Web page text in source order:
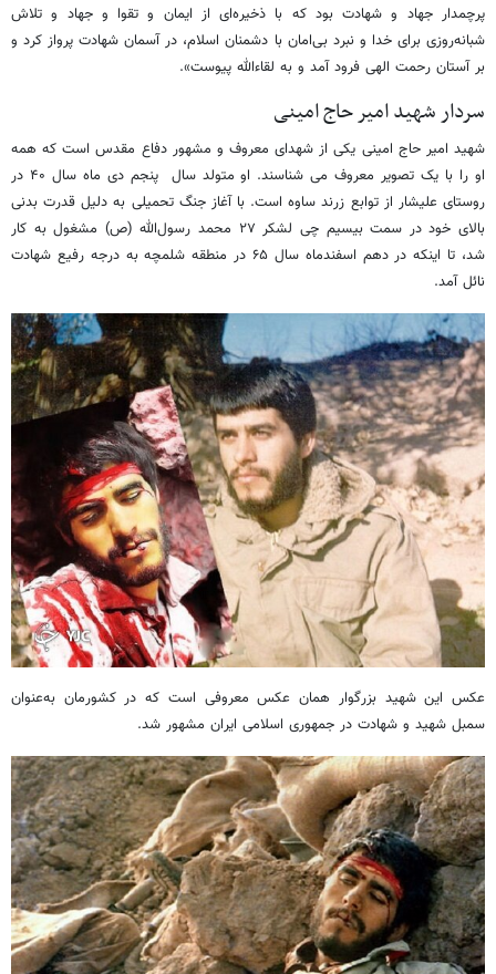
پرچمدار جهاد و شهادت بود که با ذخیره‌ای از ایمان و تقوا و جهاد و تلاش
شبانه‌روزی برای خدا و نبرد بی‌امان با دشمنان اسلام، در آسمان شهادت پرواز کرد و
بر آستان رحمت الهی فرود آمد و به لقاءالله پیوست».
سردار شهید امیر حاج امینی
شهید امیر حاج امینی یکی از شهدای معروف و مشهور دفاع مقدس است که همه
او را با یک تصویر معروف می شناسند. او متولد سال پنجم دی ماه سال ۴۰ در
روستای علیشار از توابع زرند ساوه است. با آغاز جنگ تحمیلی به دلیل قدرت بدنی
بالای خود در سمت بیسیم چی لشکر ۲۷ محمد رسول‌الله (ص) مشغول به کار
شد، تا اینکه در دهم اسفندماه سال ۶۵ در منطقه شلمچه به درجه رفیع شهادت
نائل آمد.
عکس این شهید بزرگوار همان عکس معروفی است که در کشورمان به‌عنوان
سمبل شهید و شهادت در جمهوری اسلامی ایران مشهور شد.